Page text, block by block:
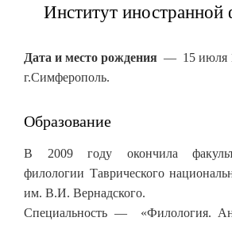
Институт иностранной
Дата и место рождения — 15 июля
г.Симферополь.
Образование
В 2009 году окончила
филологии Таврического
им. В.И. Вернадского.
Специальность — «Филология.